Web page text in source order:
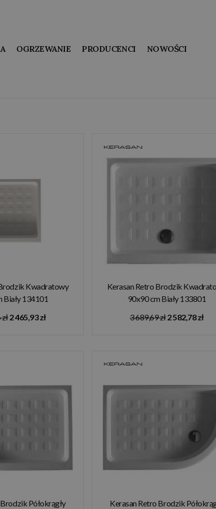
OGRZEWANIE PRODUCENCI NOWOŚCI
Kwadratowy
Biały 134101
2 465,93 zł
Kerasan Retro Brodzik
90x90 cm Biały 133801
3 689,69 zł2 582,78 zł
Półokrągły
Kerasan Retro Brodzik